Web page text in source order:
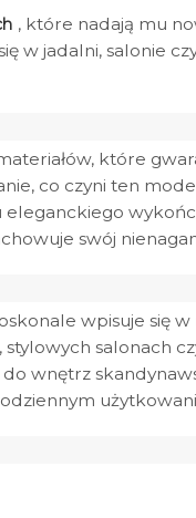
, które nadają mu
w jadalni, salonie
które
co czyni ten
swój
wpisuje się
salonach
wnętrz